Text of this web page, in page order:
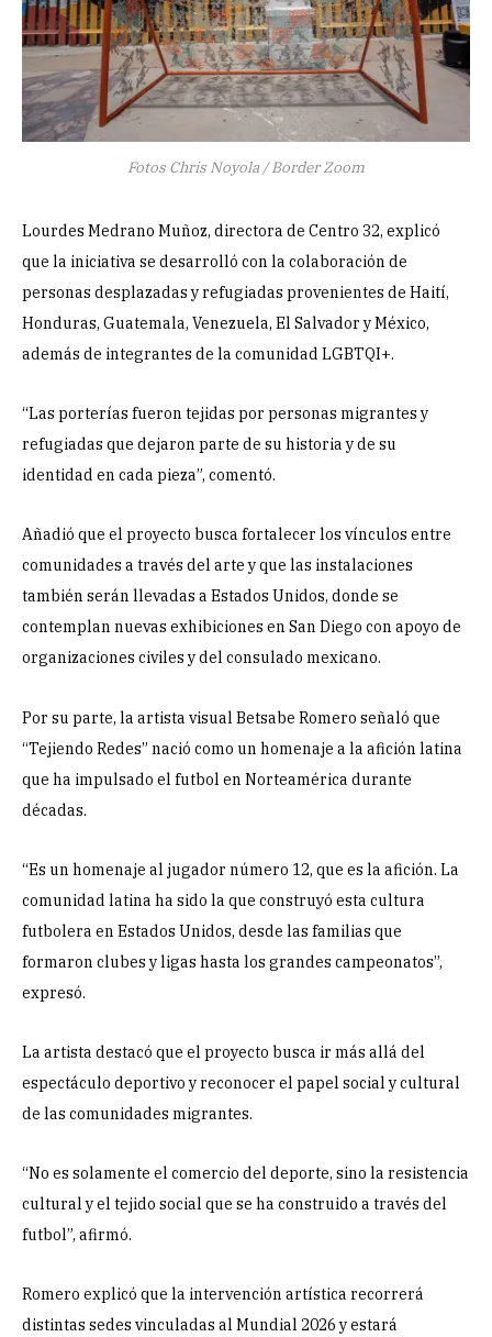
Fotos Chris Noyola / Border Zoom
Lourdes Medrano Muñoz, directora de Centro 32, explicó
que la iniciativa se desarrolló con la colaboración de
personas desplazadas y refugiadas provenientes de Haití,
Honduras, Guatemala, Venezuela, El Salvador y México,
además de integrantes de la comunidad LGBTQI+.
“Las porterías fueron tejidas por personas migrantes y
refugiadas que dejaron parte de su historia y de su
identidad en cada pieza”, comentó.
Añadió que el proyecto busca fortalecer los vínculos entre
comunidades a través del arte y que las instalaciones
también serán llevadas a Estados Unidos, donde se
contemplan nuevas exhibiciones en San Diego con apoyo de
organizaciones civiles y del consulado mexicano.
Por su parte, la artista visual Betsabe Romero señaló que
“Tejiendo Redes” nació como un homenaje a la afición latina
que ha impulsado el futbol en Norteamérica durante
décadas.
“Es un homenaje al jugador número 12, que es la afición. La
comunidad latina ha sido la que construyó esta cultura
futbolera en Estados Unidos, desde las familias que
formaron clubes y ligas hasta los grandes campeonatos”,
expresó.
La artista destacó que el proyecto busca ir más allá del
espectáculo deportivo y reconocer el papel social y cultural
de las comunidades migrantes.
“No es solamente el comercio del deporte, sino la resistencia
cultural y el tejido social que se ha construido a través del
futbol”, afirmó.
Romero explicó que la intervención artística recorrerá
distintas sedes vinculadas al Mundial 2026 y estará